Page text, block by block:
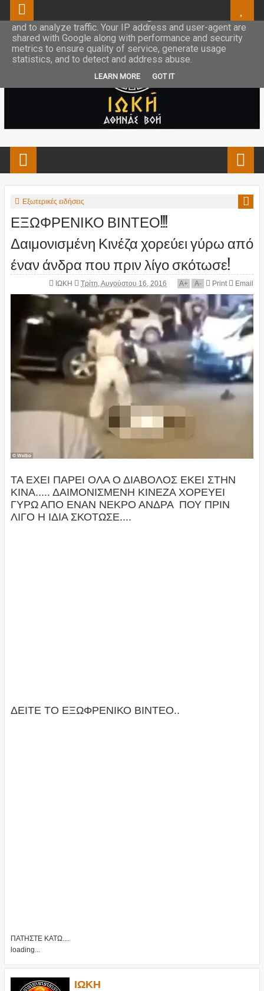
Εξωτερικές ειδήσεις
ΕΞΩΦΡΕΝΙΚΟ ΒΙΝΤΕΟ!!!
Δαιμονισμένη Κινέζα χορεύει γύρω από
έναν άνδρα που πριν λίγο σκότωσε!
ΙΩΚΗ Τρίτη, Αυγούστου 16, 2016 A+ A- Print Email
ΤΑ ΕΧΕΙ ΠΑΡΕΙ ΟΛΑ Ο ΔΙΑΒΟΛΟΣ ΕΚΕΙ ΣΤΗΝ
ΚΙΝΑ..... ΔΑΙΜΟΝΙΣΜΕΝΗ ΚΙΝΕΖΑ ΧΟΡΕΥΕΙ
ΓΥΡΩ ΑΠΟ ΕΝΑΝ ΝΕΚΡΟ ΑΝΔΡΑ ΠΟΥ ΠΡΙΝ
ΛΙΓΟ Η ΙΔΙΑ ΣΚΟΤΩΣΕ....
ΔΕΙΤΕ ΤΟ ΕΞΩΦΡΕΝΙΚΟ ΒΙΝΤΕΟ..
ΠΑΤΗΣΤΕ ΚΑΤΩ....
loading...
ΙΩΚΗ
This site uses cookies from Google to deliver its services
and to analyze traffic. Your IP address and user-agent are
shared with Google along with performance and security
metrics to ensure quality of service, generate usage
statistics, and to detect and address abuse.
LEARN MORE GOT IT